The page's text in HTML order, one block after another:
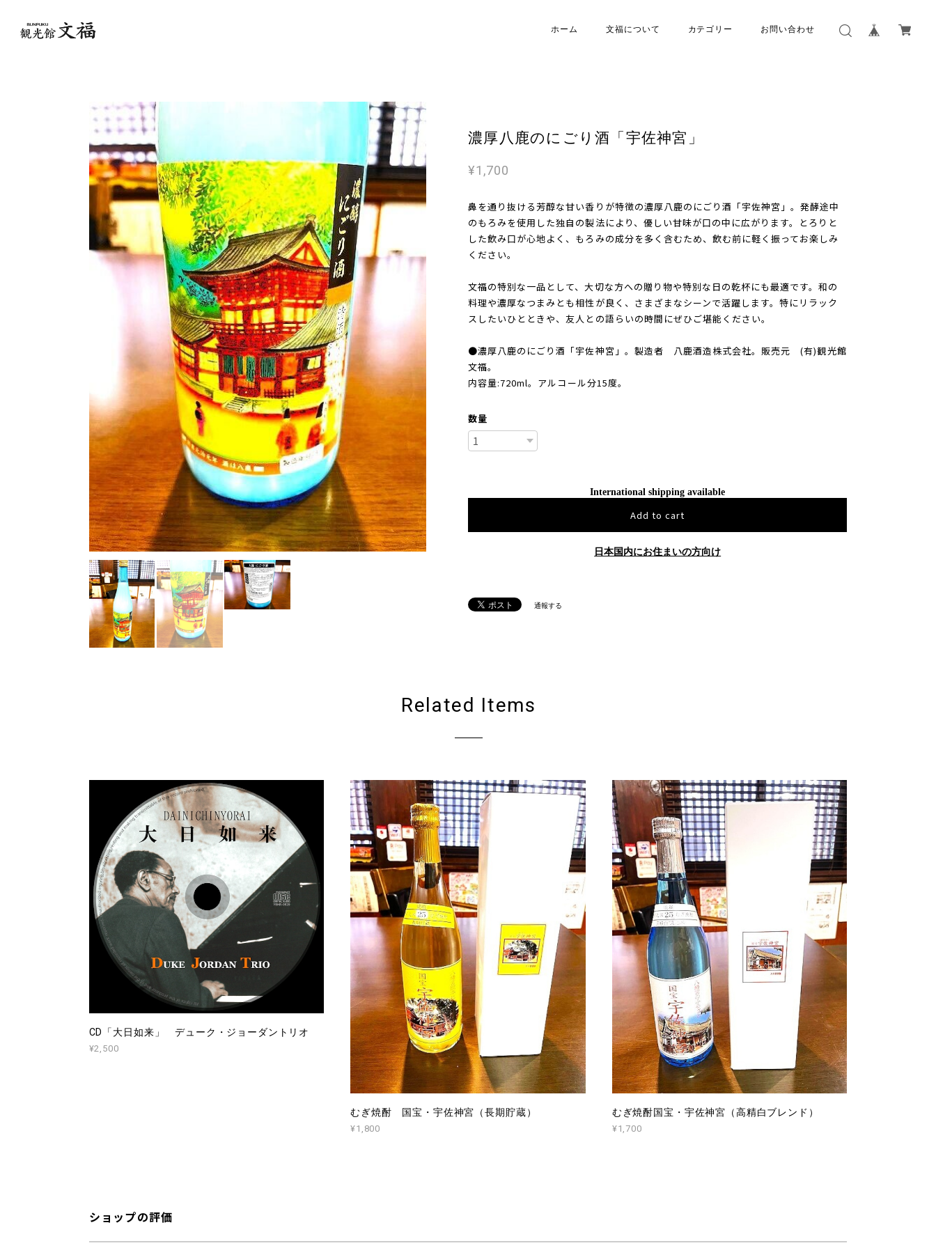
ホーム 文福について カテゴリー お問い合わせ
濃厚八鹿のにごり酒「宇佐神宮」
¥1,700
鼻を通り抜ける芳醇な甘い香りが特徴の濃厚八鹿のにごり酒「宇佐神宮」。発酵途中
のもろみを使用した独自の製法により、優しい甘味が口の中に広がります。とろりと
した飲み口が心地よく、もろみの成分を多く含むため、飲む前に軽く振ってお楽しみ
ください。
文福の特別な一品として、大切な方への贈り物や特別な日の乾杯にも最適です。和の
料理や濃厚なつまみとも相性が良く、さまざまなシーンで活躍します。特にリラック
スしたいひとときや、友人との語らいの時間にぜひご堪能ください。
●濃厚八鹿のにごり酒「宇佐神宮」。製造者 八鹿酒造株式会社。販売元 (有)観光館
文福。
内容量:720ml。アルコール分15度。
数量
International shipping available
Add to cart
日本国内にお住まいの方向け
通報する
Related Items
CD「大日如来」 デューク・ジョーダントリオ
¥2,500
むぎ焼酎 国宝・宇佐神宮（長期貯蔵）
¥1,800
むぎ焼酎国宝・宇佐神宮（高精白ブレンド）
¥1,700
ショップの評価